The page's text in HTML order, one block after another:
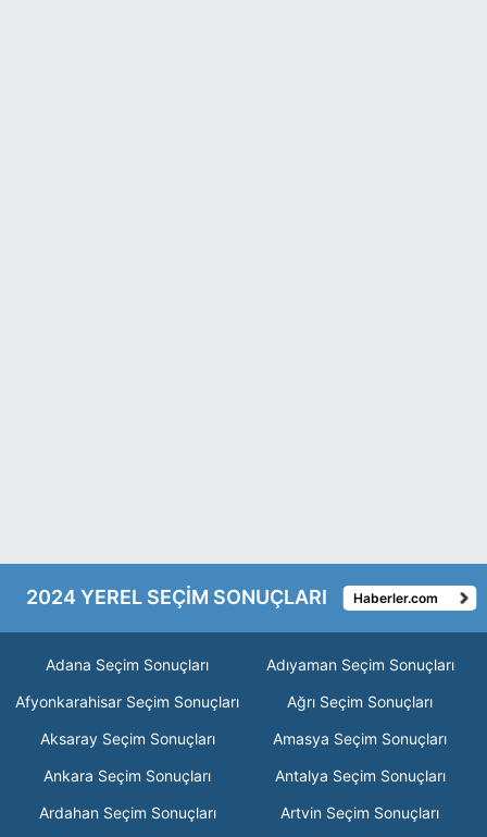
2024 YEREL SEÇİM SONUÇLARI Haberler.com
Adana Seçim Sonuçları
Adıyaman Seçim Sonuçları
Afyonkarahisar Seçim Sonuçları
Ağrı Seçim Sonuçları
Aksaray Seçim Sonuçları
Amasya Seçim Sonuçları
Ankara Seçim Sonuçları
Antalya Seçim Sonuçları
Ardahan Seçim Sonuçları
Artvin Seçim Sonuçları